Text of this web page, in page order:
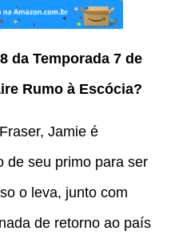
da Temporada 7 de
Rumo à Escócia?
Jamie é
de seu primo para ser
o leva, junto com
de retorno ao país